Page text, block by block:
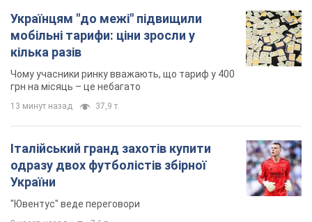
Українцям "до межі" підвищили
мобільні тарифи: ціни зросли у
кілька разів
Чому учасники ринку вважають, що тариф у 400
грн на місяць – це небагато
13 минут назад 37,9 т.
Італійський гранд захотів купити
одразу двох футболістів збірної
України
"Ювентус" веде переговори